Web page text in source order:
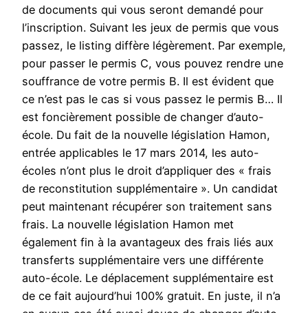
de documents qui vous seront demandé pour
l’inscription. Suivant les jeux de permis que vous
passez, le listing diffère légèrement. Par exemple,
pour passer le permis C, vous pouvez rendre une
souffrance de votre permis B. Il est évident que
ce n’est pas le cas si vous passez le permis B… Il
est foncièrement possible de changer d’auto-
école. Du fait de la nouvelle législation Hamon,
entrée applicables le 17 mars 2014, les auto-
écoles n’ont plus le droit d’appliquer des « frais
de reconstitution supplémentaire ». Un candidat
peut maintenant récupérer son traitement sans
frais. La nouvelle législation Hamon met
également fin à la avantageux des frais liés aux
transferts supplémentaire vers une différente
auto-école. Le déplacement supplémentaire est
de ce fait aujourd’hui 100% gratuit. En juste, il n’a